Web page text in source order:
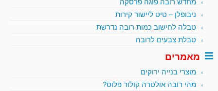
ניבופלן – טיט ליישור קירות
טבלה לחישוב כמות רובה נדרשת
טבלת צבעים לרובה
מאמרים
מוצרי בנייה ירוקים
מהי רובה אולטרה קולור פלוס?